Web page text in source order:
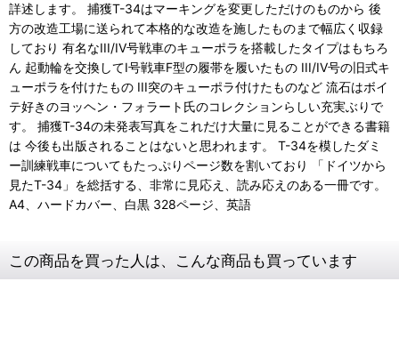
詳述します。 捕獲T-34はマーキングを変更しただけのものから 後
方の改造工場に送られて本格的な改造を施したものまで幅広く収録
しており 有名なIII/IV号戦車のキューポラを搭載したタイプはもちろ
ん 起動輪を交換してI号戦車F型の履帯を履いたもの III/IV号の旧式キ
ューポラを付けたもの III突のキューポラ付けたものなど 流石はボイ
テ好きのヨッヘン・フォラート氏のコレクションらしい充実ぶりで
す。 捕獲T-34の未発表写真をこれだけ大量に見ることができる書籍
は 今後も出版されることはないと思われます。 T-34を模したダミ
ー訓練戦車についてもたっぷりページ数を割いており 「ドイツから
見たT-34」を総括する、非常に見応え、読み応えのある一冊です。
A4、ハードカバー、白黒 328ページ、英語
この商品を買った人は、こんな商品も買っています